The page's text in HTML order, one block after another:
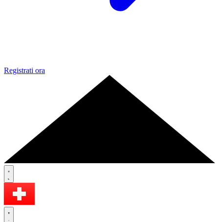
Registrati ora